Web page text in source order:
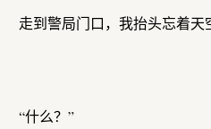
走到警局门口，我抬头忘着
“什么？”